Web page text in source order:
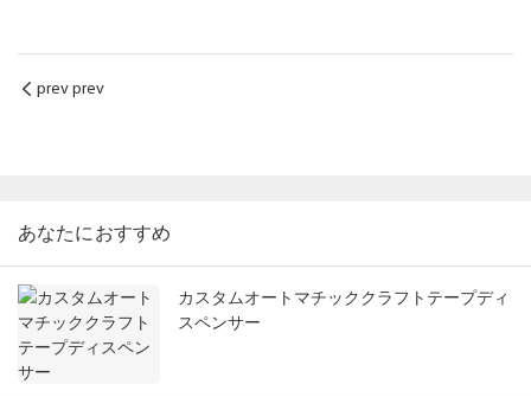
prev prev
あなたにおすすめ
カスタムオートマチッククラフトテープディ
スペンサー